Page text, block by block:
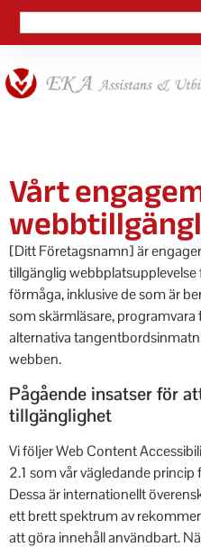
Vårt
[Ditt Företagsnamn] är
tillgänglig webbplatsupplevelse
förmåga, inklusive de som är
som skärmläsare,
alternativa
webben.
Pågående insatser för
tillgänglighet
Vi följer Web Content
2.1 som vår vägledande
Dessa är internationellt
ett brett spektrum av
att göra innehåll användbart.